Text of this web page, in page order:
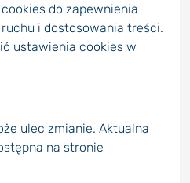
do zapewnienia
i dostosowania treści.
ustawienia cookies w
ulec zmianie. Aktualna
na stronie